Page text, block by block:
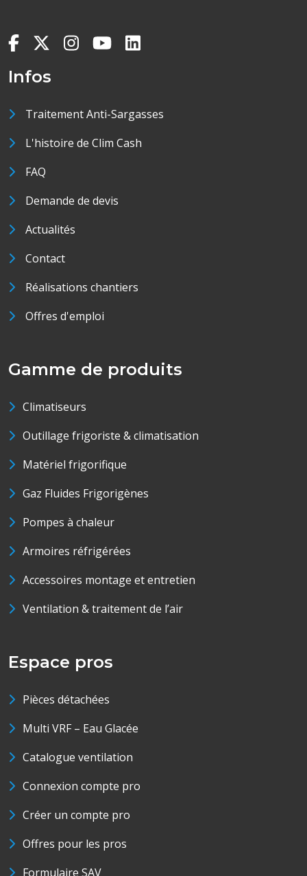
Infos
Traitement Anti-Sargasses
L'histoire de Clim Cash
FAQ
Demande de devis
Actualités
Contact
Réalisations chantiers
Offres d'emploi
Gamme de produits
Climatiseurs
Outillage frigoriste & climatisation
Matériel frigorifique
Gaz Fluides Frigorigènes
Pompes à chaleur
Armoires réfrigérées
Accessoires montage et entretien
Ventilation & traitement de l’air
Espace pros
Pièces détachées
Multi VRF – Eau Glacée
Catalogue ventilation
Connexion compte pro
Créer un compte pro
Offres pour les pros
Formulaire SAV